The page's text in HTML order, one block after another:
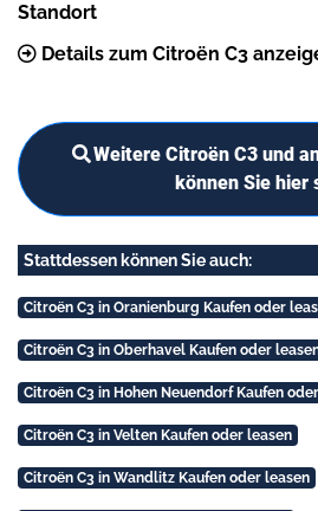
Standort
Details zum Citroën C3
Weitere Citroën C3 und
können Sie hier
Stattdessen können Sie auch:
Citroën C3 in Oranienburg Kaufen oder
Citroën C3 in Oberhavel Kaufen oder
Citroën C3 in Hohen Neuendorf Kaufen
Citroën C3 in Velten Kaufen oder leasen
Citroën C3 in Wandlitz Kaufen oder leasen